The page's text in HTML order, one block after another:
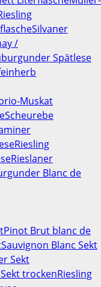
Silvaner
/
Spätlese
Muskat
Scheurebe
Riesling
Rieslaner
Blanc de
Pinot Brut blanc de
Sauvignon Blanc Sekt
Sekt
trockenRiesling